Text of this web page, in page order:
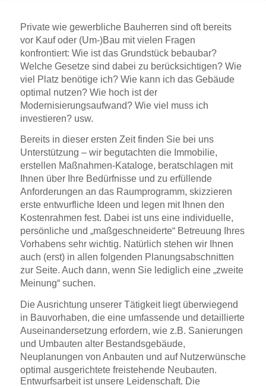
Private wie gewerbliche Bauherren sind oft bereits
vor Kauf oder (Um-)Bau mit vielen Fragen
konfrontiert: Wie ist das Grundstück bebaubar?
Welche Gesetze sind dabei zu berücksichtigen? Wie
viel Platz benötige ich? Wie kann ich das Gebäude
optimal nutzen? Wie hoch ist der
Modernisierungsaufwand? Wie viel muss ich
investieren? usw.
Bereits in dieser ersten Zeit finden Sie bei uns
Unterstützung – wir begutachten die Immobilie,
erstellen Maßnahmen-Kataloge, beratschlagen mit
Ihnen über Ihre Bedürfnisse und zu erfüllende
Anforderungen an das Raumprogramm, skizzieren
erste entwurfliche Ideen und legen mit Ihnen den
Kostenrahmen fest. Dabei ist uns eine individuelle,
persönliche und „maßgeschneiderte“ Betreuung Ihres
Vorhabens sehr wichtig. Natürlich stehen wir Ihnen
auch (erst) in allen folgenden Planungsabschnitten
zur Seite. Auch dann, wenn Sie lediglich eine „zweite
Meinung“ suchen.
Die Ausrichtung unserer Tätigkeit liegt überwiegend
in Bauvorhaben, die eine umfassende und detaillierte
Auseinandersetzung erfordern, wie z.B. Sanierungen
und Umbauten alter Bestandsgebäude,
Neuplanungen von Anbauten und auf Nutzerwünsche
optimal ausgerichtete freistehende Neubauten.
Entwurfsarbeit ist unsere Leidenschaft. Die